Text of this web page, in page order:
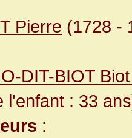
Pierre (1728 -
DIT-BIOT
l'enfant : 33
: